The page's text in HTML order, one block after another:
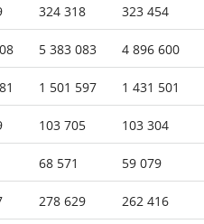
324 318 323 454
5 383 083 4 896 600
1 501 597 1 431 501
103 705 103 304
68 571 59 079
278 629 262 416